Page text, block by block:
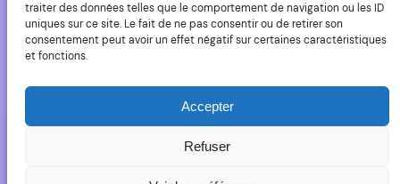
traiter des données telles que le comportement de navigation ou les ID
uniques sur ce site. Le fait de ne pas consentir ou de retirer son
consentement peut avoir un effet négatif sur certaines caractéristiques
et fonctions.
Accepter
Refuser
Sony NEX-C3
(rumeur)